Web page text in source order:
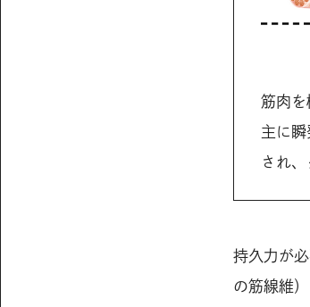
筋肉
主に
され
持久力が
の筋線維